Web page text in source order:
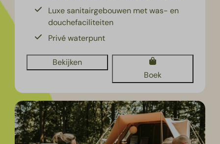
Luxe sanitairgebouwen met was- en
douchefaciliteiten
Privé waterpunt
Bekijken
Boek